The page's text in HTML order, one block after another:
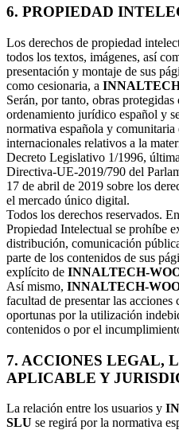
6. PROPIEDAD
Los derechos de propiedad
todos los textos, imágenes, así
presentación y montaje de sus
como cesionaria, a
Serán, por tanto, obras
ordenamiento jurídico español y
normativa española y comunitaria
internacionales relativos a la
Decreto Legislativo 1/1996,
Directiva-UE-2019/790 del
17 de abril de 2019 sobre los
el mercado único digital.
Todos los derechos reservados.
Propiedad Intelectual se prohíbe
distribución, comunicación
parte de los contenidos de sus
explícito de INNALTECH-
Así mismo, INNALTECH-
facultad de presentar las
oportunas por la utilización
contenidos o por el
7. ACCIONES LEGAL,
APLICABLE Y
La relación entre los usuarios y
SLU se regirá por la normativa